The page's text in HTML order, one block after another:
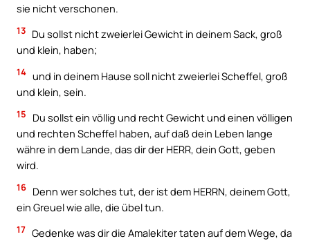
sie nicht verschonen.
13 Du sollst nicht zweierlei Gewicht in deinem Sack, groß
und klein, haben;
14 und in deinem Hause soll nicht zweierlei Scheffel, groß
und klein, sein.
15
Du sollst ein völlig und recht Gewicht und einen völligen
und rechten Scheffel haben, auf daß dein Leben lange
währe in dem Lande, das dir der HERR, dein Gott, geben
wird.
16 Denn wer solches tut, der ist dem HERRN, deinem Gott,
ein Greuel wie alle, die übel tun.
17 Gedenke was dir die Amalekiter taten auf dem Wege, da